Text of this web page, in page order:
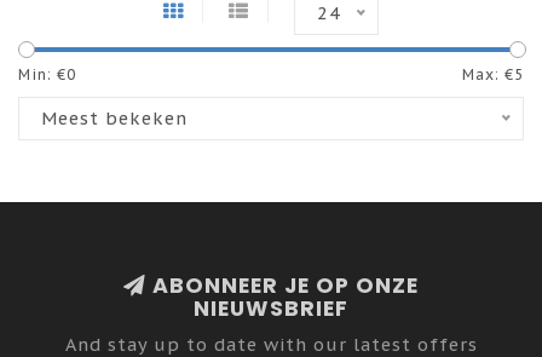
24
Min: €0 Max: €5
Meest bekeken
ABONNEER JE OP ONZE
NIEUWSBRIEF
And stay up to date with our latest offers